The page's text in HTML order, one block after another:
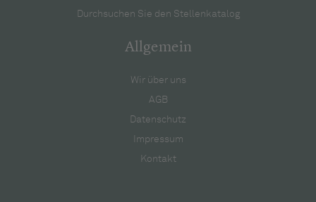
Durchsuchen Sie den Stellenkatalog
Allgemein
Wir über uns
AGB
Datenschutz
Impressum
Kontakt